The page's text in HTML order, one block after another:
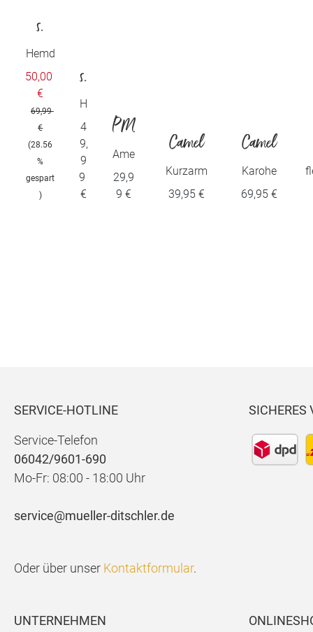
s.
Olive
r
Hemd
50,00
€
69,99
€
(28.56
%
gespart
)
s.
O
li
ve
r
H
e
m
d
4
9,
9
9
€
PM
E
Lege
Ame
rica
n
Clas
29,9
9 €
Camel
Herren
Kurzarm
Henleyshirt
aus reiner
39,95 €
Camel
Herren
Karohe
md aus
reiner
69,95 €
SERVICE-HOTLINE
Service-Telefon
06042/9601-690
Mo-Fr: 08:00 - 18:00 Uhr
service@mueller-ditschler.de
Oder über unser Kontaktformular.
SICHERES
UNTERNEHMEN